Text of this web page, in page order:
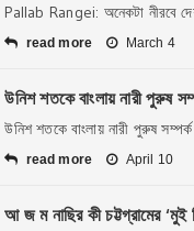
Pallab Rangei: অনেকটা নীরবে
read more March 4
উনিশ শতকে বাংলায় নারী পুরুষ
উনিশ শতকে বাংলায় নারী পুরুষ
read more April 10
আ জ ম নাছির কী চট্টগ্রামের ‘মুই